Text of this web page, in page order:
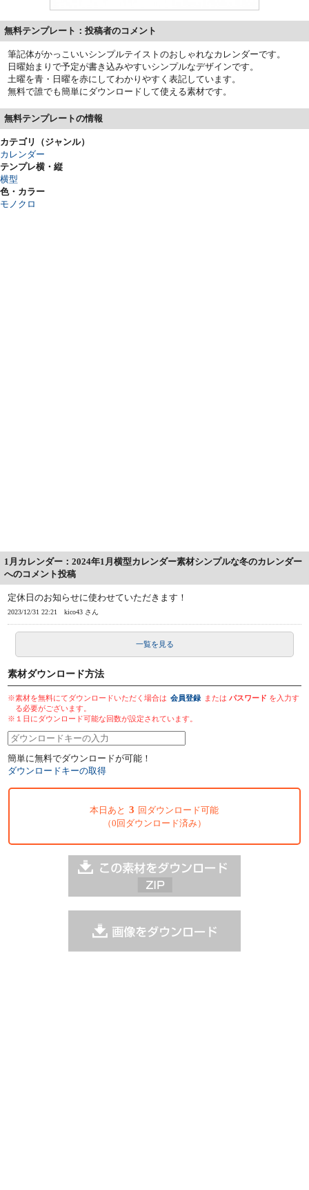
無料テンプレート：投稿者のコメント
筆記体がかっこいいシンプルテイストのおしゃれなカレンダーです。
日曜始まりで予定が書き込みやすいシンプルなデザインです。
土曜を青・日曜を赤にしてわかりやすく表記しています。
無料で誰でも簡単にダウンロードして使える素材です。
無料テンプレートの情報
カテゴリ（ジャンル）
カレンダー
テンプレ横・縦
横型
色・カラー
モノクロ
1月カレンダー：2024年1月横型カレンダー素材シンプルな冬のカレンダー
へのコメント投稿
定休日のお知らせに使わせていただきます！
2023/12/31 22:21 kico43 さん
一覧を見る
素材ダウンロード方法
※素材を無料にてダウンロードいただく場合は 会員登録 またはパスワード を入力す
る必要がございます。
※１日にダウンロード可能な回数が設定されています。
簡単に無料でダウンロードが可能！
ダウンロードキーの取得
本日あと 3 回ダウンロード可能
（0回ダウンロード済み）